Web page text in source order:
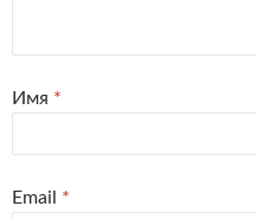
Имя *
Email *